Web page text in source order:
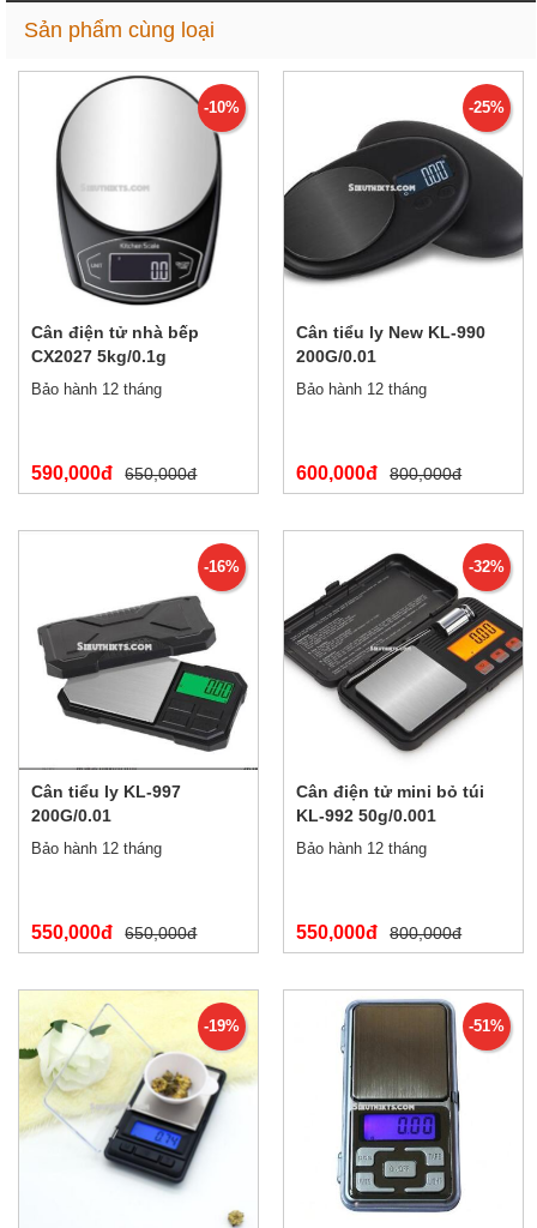
Sản phẩm cùng loại
-10%
Cân điện tử nhà bếp
CX2027 5kg/0.1g
Bảo hành 12 tháng
590,000đ 650,000đ
-25%
Cân tiểu ly New KL-990
200G/0.01
Bảo hành 12 tháng
600,000đ 800,000đ
-16%
Cân tiểu ly KL-997
200G/0.01
Bảo hành 12 tháng
550,000đ 650,000đ
-32%
Cân điện tử mini bỏ túi
KL-992 50g/0.001
Bảo hành 12 tháng
550,000đ 800,000đ
-19% -51%